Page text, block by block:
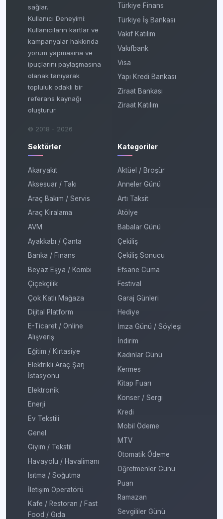
sağlar.
Kullanıcı Deneyimi:
Kullanıcıların kartlar ve
kampanyalar hakkında
yorum yapmasına ve
ipuçlarını paylaşmasına
olanak tanıyarak
topluluk odaklı bir
referans kaynağı
oluşturur.
© 2018 - 2026
Türkiye Finans
Türkiye İş Bankası
Vakıf Katılım
Vakıfbank
Visa
Yapı Kredi Bankası
Ziraat Bankası
Ziraat Katılım
Sektörler
Akaryakıt
Aksesuar / Takı
Araç Bakım / Servis
Araç Kiralama
AVM
Ayakkabı / Çanta
Banka / Finans
Beyaz Eşya / Kombi
Çiçekçilik
Çok Katlı Mağaza
Dijital Platform
E-Ticaret / Online
Alışveriş
Eğitim / Kırtasiye
Elektrikli Araç Şarj
İstasyonu
Elektronik
Enerji
Ev Tekstili
Genel
Giyim / Tekstil
Havayolu / Havalimanı
Isıtma / Soğutma
İletişim Operatörü
Kafe / Restoran / Fast
Food / Gıda
Kategoriler
Aktüel / Broşür
Anneler Günü
Artı Taksit
Atölye
Babalar Günü
Çekiliş
Çekiliş Sonucu
Efsane Cuma
Festival
Garaj Günleri
Hediye
İmza Günü / Söyleşi
İndirim
Kadınlar Günü
Kermes
Kitap Fuarı
Konser / Sergi
Kredi
Mobil Ödeme
MTV
Otomatik Ödeme
Öğretmenler Günü
Puan
Ramazan
Sevgililer Günü